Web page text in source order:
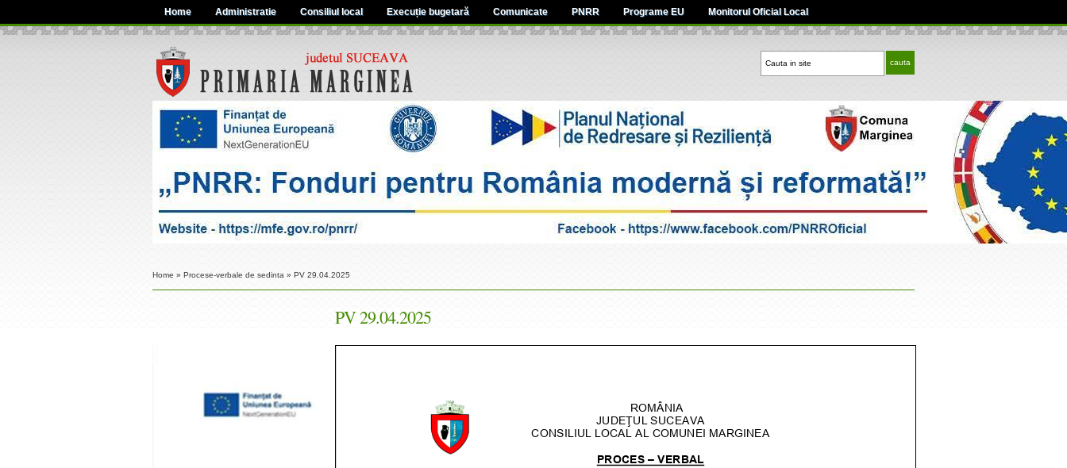
Home Administratie Consiliul local Execuție bugetară Comunicate PNRR Programe EU Monitorul Oficial Local
Home » Procese-verbale de sedinta » PV 29.04.2025
PV 29.04.2025